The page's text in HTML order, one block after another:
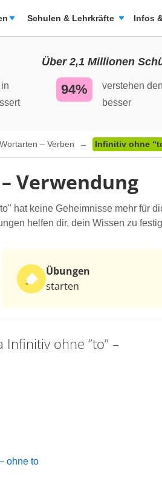
Schulen & Lehrkräfte Infos
Über 2,1 Millionen
94%
verstehen
besser
Wortarten – Verben Infinitiv ohne
Verwendung
hat keine Geheimnisse mehr für
helfen dir, dein Wissen zu
Übungen
starten
Infinitiv ohne “to” –
ohne to